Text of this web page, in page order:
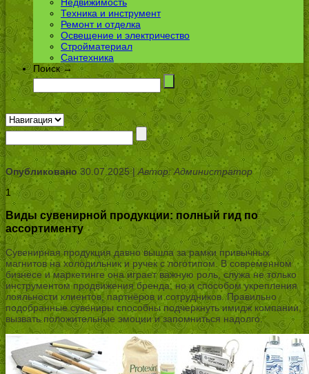
Техника и инструмент
Ремонт и отделка
Освещение и электричество
Стройматериал
Сантехника
Поиск →
Опубликовано30.07.2025 |Автор: Администратор
1
Виды сувенирной продукции: полный гид по
ассортименту
Сувенирная продукция давно вышла за рамки привычных
магнитов на холодильник и ручек с логотипом. В современном
бизнесе и маркетинге она играет важную роль, служа не только
инструментом продвижения бренда, но и способом укрепления
лояльности клиентов, партнёров и сотрудников. Правильно
подобранные сувениры способны подчеркнуть имидж компании,
вызвать положительные эмоции и запомниться надолго.